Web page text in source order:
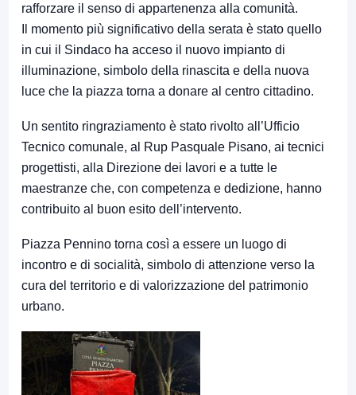
rafforzare il senso di appartenenza alla comunità.
Il momento più significativo della serata è stato quello
in cui il Sindaco ha acceso il nuovo impianto di
illuminazione, simbolo della rinascita e della nuova
luce che la piazza torna a donare al centro cittadino.
Un sentito ringraziamento è stato rivolto all’Ufficio
Tecnico comunale, al Rup Pasquale Pisano, ai tecnici
progettisti, alla Direzione dei lavori e a tutte le
maestranze che, con competenza e dedizione, hanno
contribuito al buon esito dell’intervento.
Piazza Pennino torna così a essere un luogo di
incontro e di socialità, simbolo di attenzione verso la
cura del territorio e di valorizzazione del patrimonio
urbano.